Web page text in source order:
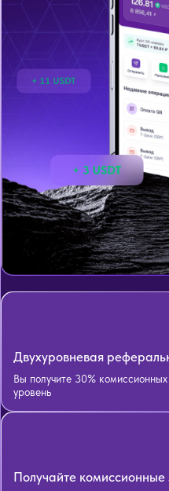
Двухуровневая
Вы получите 30%
уровень
Получайте комиссионные